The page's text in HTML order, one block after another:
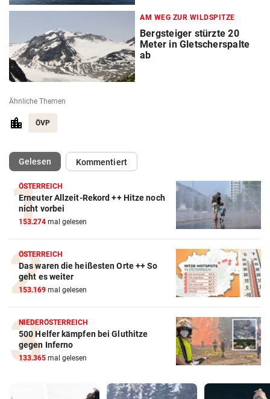
AM WEG ZUR WILDSPITZE
Bergsteiger stürzte 20
Meter in Gletscherspalte
ab
Ähnliche Themen
ÖVP
Gelesen(ausgewählt)Kommentiert
ÖSTERREICH
Erneuter Allzeit-Rekord ++ Hitze noch
nicht vorbei
153.274 mal gelesen
ÖSTERREICH
Das waren die heißesten Orte ++ So
geht es weiter
153.169 mal gelesen
NIEDERÖSTERREICH
500 Helfer kämpfen bei Gluthitze
gegen Inferno
133.365 mal gelesen